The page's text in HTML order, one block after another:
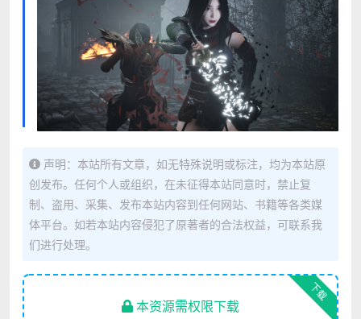
声明：本站所有文章，如无特殊说明或标注，均为本站原
创发布。任何个人或组织，在未征得本站同意时，禁止复
制、盗用、采集、发布本站内容到任何网站、书籍等各类媒
体平台。如若本站内容侵犯了原著者的合法权益，可联系我
们进行处理。
下载
本资源需权限下载